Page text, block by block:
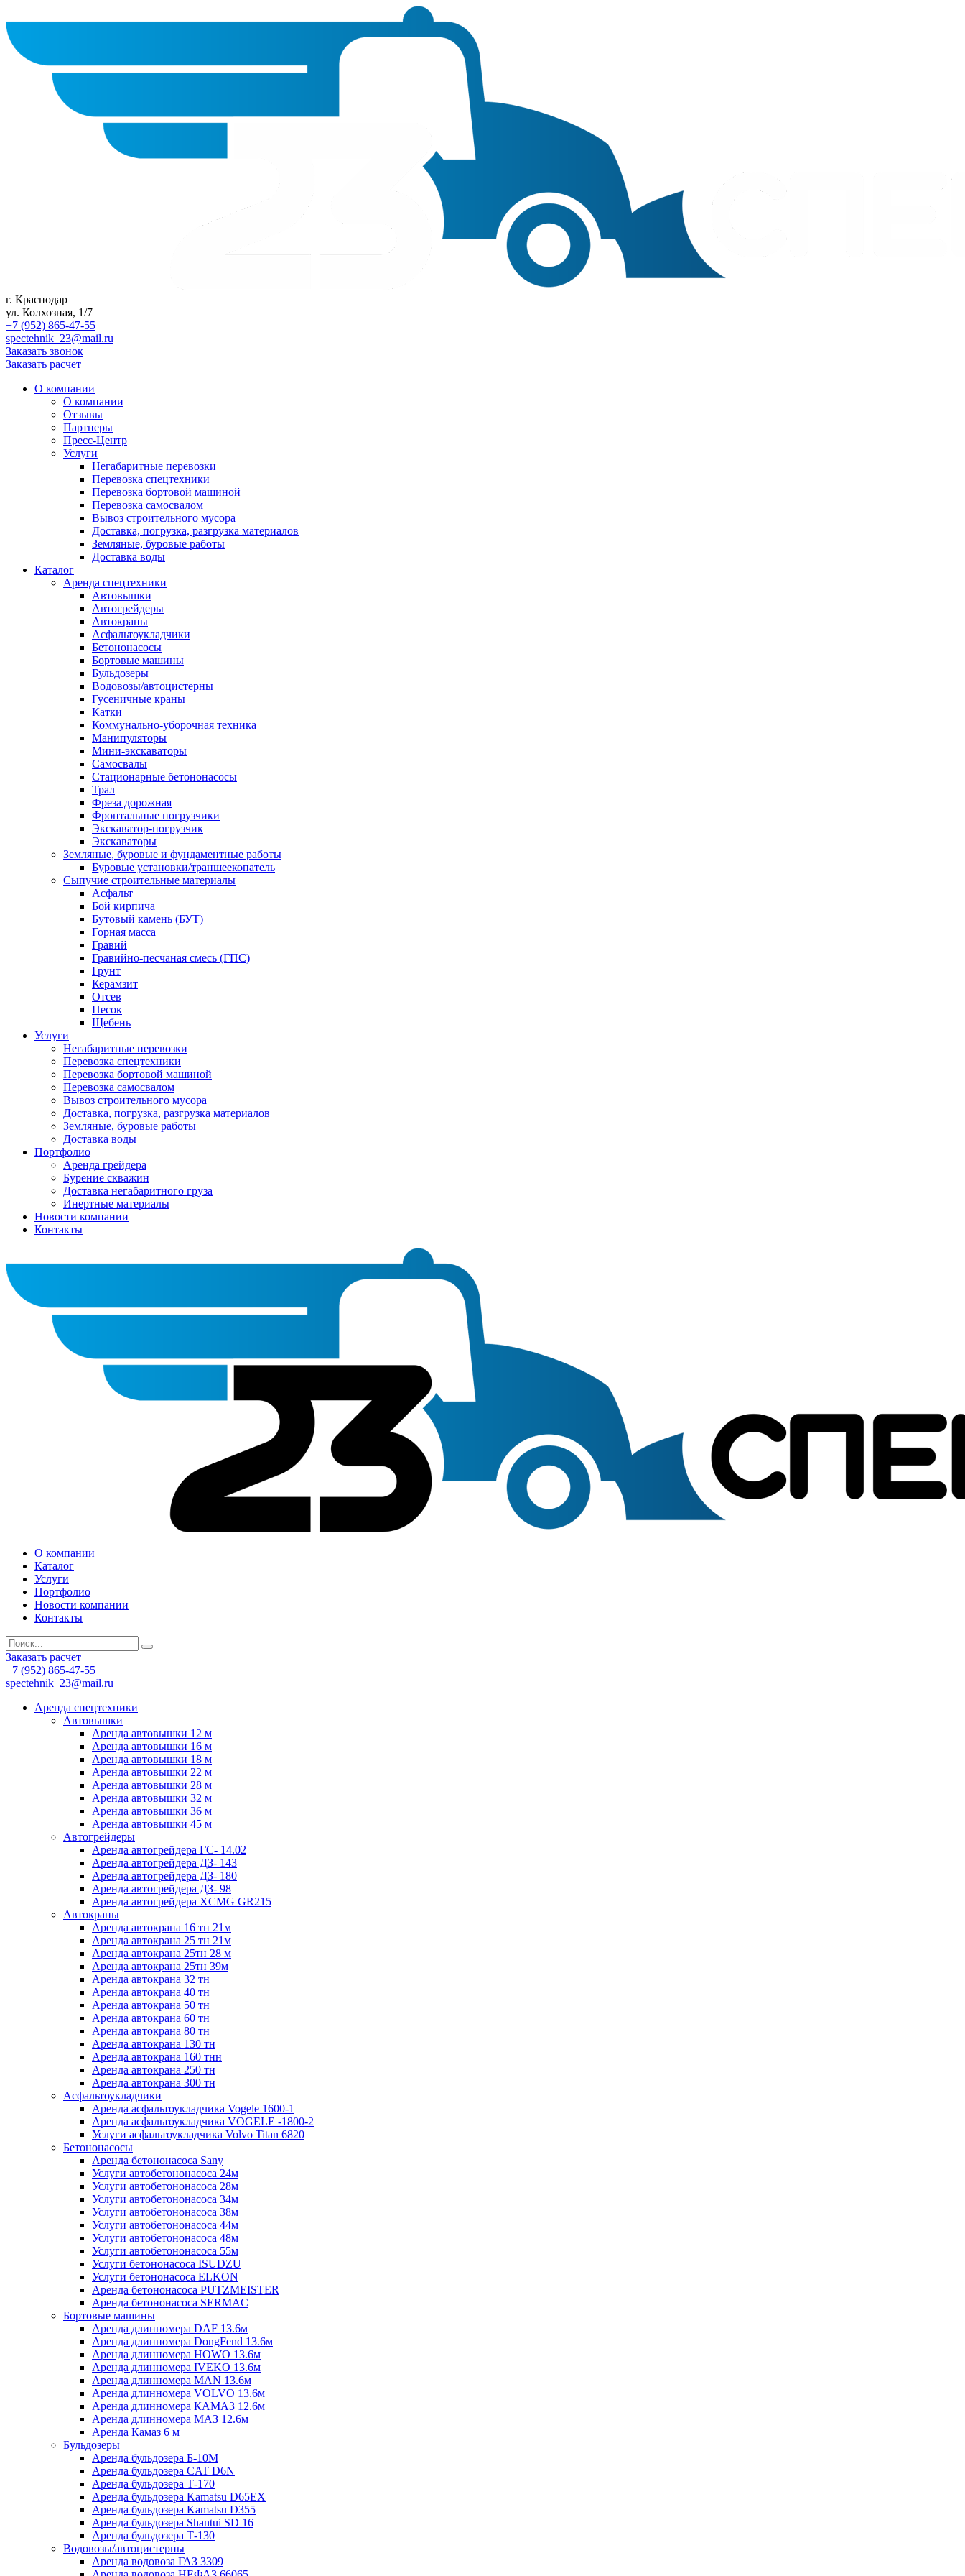
г. Краснодар
ул. Колхозная, 1/7
+7 (952) 865-47-55
spectehnik_23@mail.ru
Заказать звонок
Заказать расчет
О компании
О компании
Отзывы
Партнеры
Пресс-Центр
Услуги
Негабаритные перевозки
Перевозка спецтехники
Перевозка бортовой машиной
Перевозка самосвалом
Вывоз строительного мусора
Доставка, погрузка, разгрузка материалов
Земляные, буровые работы
Доставка воды
Каталог
Аренда спецтехники
Автовышки
Автогрейдеры
Автокраны
Асфальтоукладчики
Бетононасосы
Бортовые машины
Бульдозеры
Водовозы/автоцистерны
Гусеничные краны
Катки
Коммунально-уборочная техника
Манипуляторы
Мини-экскаваторы
Самосвалы
Стационарные бетононасосы
Трал
Фреза дорожная
Фронтальные погрузчики
Экскаватор-погрузчик
Экскаваторы
Земляные, буровые и фундаментные работы
Буровые установки/траншеекопатель
Сыпучие строительные материалы
Асфальт
Бой кирпича
Бутовый камень (БУТ)
Горная масса
Гравий
Гравийно-песчаная смесь (ГПС)
Грунт
Керамзит
Отсев
Песок
Щебень
Услуги
Негабаритные перевозки
Перевозка спецтехники
Перевозка бортовой машиной
Перевозка самосвалом
Вывоз строительного мусора
Доставка, погрузка, разгрузка материалов
Земляные, буровые работы
Доставка воды
Портфолио
Аренда грейдера
Бурение скважин
Доставка негабаритного груза
Инертные материалы
Новости компании
Контакты
О компании
Каталог
Услуги
Портфолио
Новости компании
Контакты
Заказать расчет
+7 (952) 865-47-55
spectehnik_23@mail.ru
Аренда спецтехники
Автовышки
Аренда автовышки 12 м
Аренда автовышки 16 м
Аренда автовышки 18 м
Аренда автовышки 22 м
Аренда автовышки 28 м
Аренда автовышки 32 м
Аренда автовышки 36 м
Аренда автовышки 45 м
Автогрейдеры
Аренда автогрейдера ГС- 14.02
Аренда автогрейдера ДЗ- 143
Аренда автогрейдера ДЗ- 180
Аренда автогрейдера ДЗ- 98
Аренда автогрейдера XCMG GR215
Автокраны
Аренда автокрана 16 тн 21м
Аренда автокрана 25 тн 21м
Аренда автокрана 25тн 28 м
Аренда автокрана 25тн 39м
Аренда автокрана 32 тн
Аренда автокрана 40 тн
Аренда автокрана 50 тн
Аренда автокрана 60 тн
Аренда автокрана 80 тн
Аренда автокрана 130 тн
Аренда автокрана 160 тнн
Аренда автокрана 250 тн
Аренда автокрана 300 тн
Асфальтоукладчики
Аренда асфальтоукладчика Vogele 1600-1
Аренда асфальтоукладчика VOGELЕ -1800-2
Услуги асфальтоукладчика Volvo Titan 6820
Бетононасосы
Аренда бетононасоса Sany
Услуги автобетононасоса 24м
Услуги автобетононасоса 28м
Услуги автобетононасоса 34м
Услуги автобетононасоса 38м
Услуги автобетононасоса 44м
Услуги автобетононасоса 48м
Услуги автобетононасоса 55м
Услуги бетононасоса ISUDZU
Услуги бетононасоса ELKON
Аренда бетононасоса PUTZMEISTER
Аренда бетононасоса SERMAC
Бортовые машины
Аренда длинномера DAF 13.6м
Аренда длинномера DongFend 13.6м
Аренда длинномера HOWO 13.6м
Аренда длинномера IVEKO 13.6м
Аренда длинномера MAN 13.6м
Аренда длинномера VOLVO 13.6м
Аренда длинномера КАМАЗ 12.6м
Аренда длинномера МАЗ 12.6м
Аренда Камаз 6 м
Бульдозеры
Аренда бульдозера Б-10М
Аренда бульдозера CAT D6N
Аренда бульдозера Т-170
Аренда бульдозера Kamatsu D65EX
Аренда бульдозера Kamatsu D355
Аренда бульдозера Shantui SD 16
Аренда бульдозера Т-130
Водовозы/автоцистерны
Аренда водовоза ГАЗ 3309